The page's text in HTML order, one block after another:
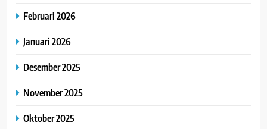
Februari 2026
Januari 2026
Desember 2025
November 2025
Oktober 2025